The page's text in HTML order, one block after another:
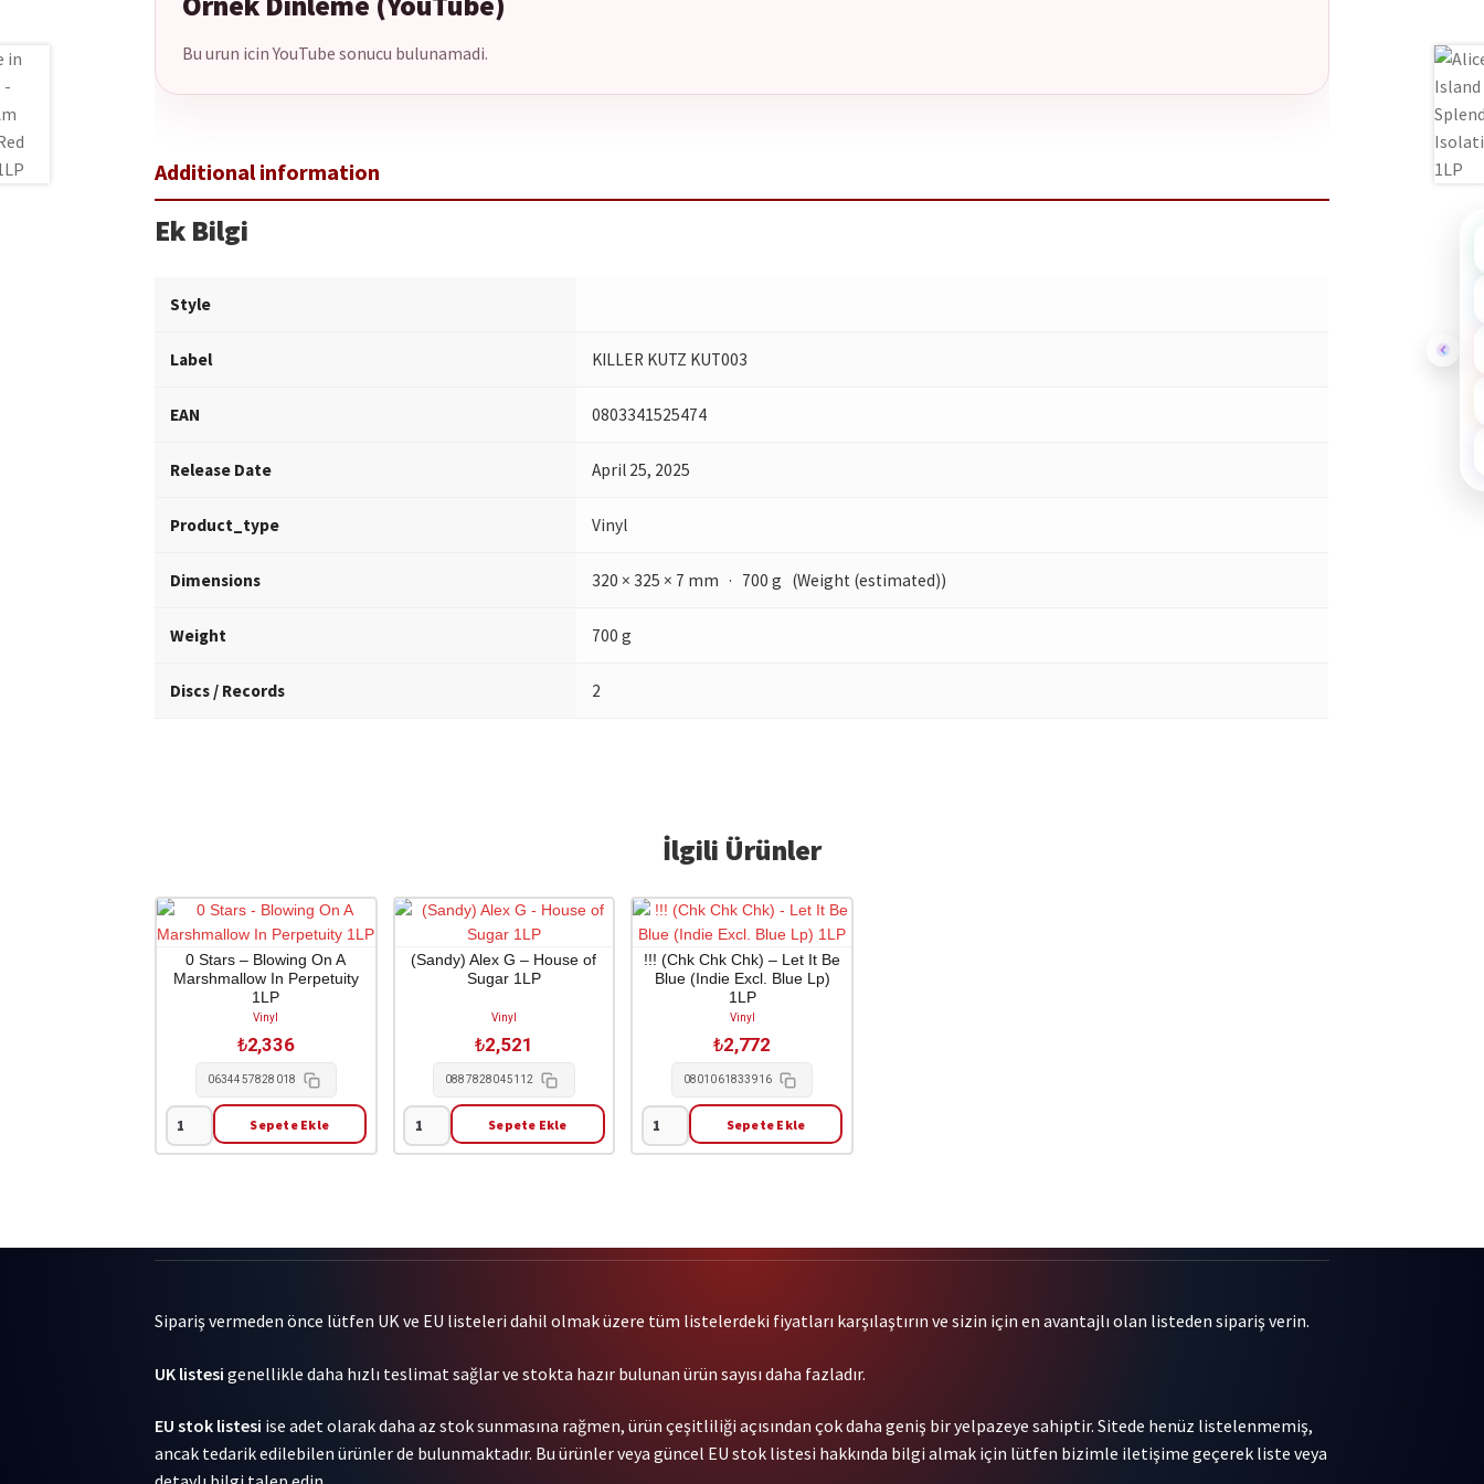
Bu urun icin YouTube sonucu bulunamadi.
Ek Bilgi
Style
Label KILLER KUTZ KUT003
EAN 0803341525474
Release Date April 25, 2025
Product_type Vinyl
Dimensions 320 × 325 × 7 mm · 700 g (Weight (estimated))
Weight 700 g
Discs / Records 2
İlgili Ürünler
0 Stars – Blowing On A
Marshmallow In Perpetuity
1LP
Vinyl
₺2,336
0634457828018
Stars
A
Perpetuity
adet
Sepete Ekle
(Sandy) Alex G – House of
Sugar 1LP
Vinyl
₺2,521
0887828045112
(Sandy)
Alex
of
adet
Sepete Ekle
!!! (Chk Chk Chk) – Let It Be
Blue (Indie Excl. Blue Lp)
1LP
Vinyl
₺2,772
0801061833916
!!!
(Chk
Let
Blue
Excl.
Lp)
1LP
Sepete Ekle
Sipariş vermeden önce lütfen UK ve EU listeleri dahil olmak üzere tüm listelerdeki fiyatları karşılaştırın ve sizin için en avantajlı olan listeden sipariş verin.
UK listesi genellikle daha hızlı teslimat sağlar ve stokta hazır bulunan ürün sayısı daha fazladır.
EU stok listesi ise adet olarak daha az stok sunmasına rağmen, ürün çeşitliliği açısından çok daha geniş bir yelpazeye sahiptir. Sitede henüz listelenmemiş,
ancak tedarik edilebilen ürünler de bulunmaktadır. Bu ürünler veya güncel EU stok listesi hakkında bilgi almak için lütfen bizimle iletişime geçerek liste veya